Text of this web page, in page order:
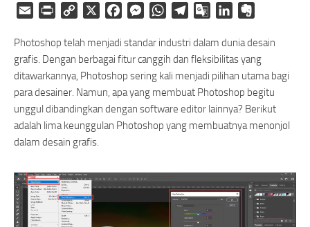
Email Print
Copy
FacebookMessengerWhatsAppTelegramGoogleLinkedIn
Photoshop telah menjadi standar industri dalam dunia desain
grafis. Dengan berbagai fitur canggih dan fleksibilitas yang
ditawarkannya, Photoshop sering kali menjadi pilihan utama bagi
para desainer. Namun, apa yang membuat Photoshop begitu
unggul dibandingkan dengan software editor lainnya? Berikut
adalah lima keunggulan Photoshop yang membuatnya menonjol
dalam desain grafis.